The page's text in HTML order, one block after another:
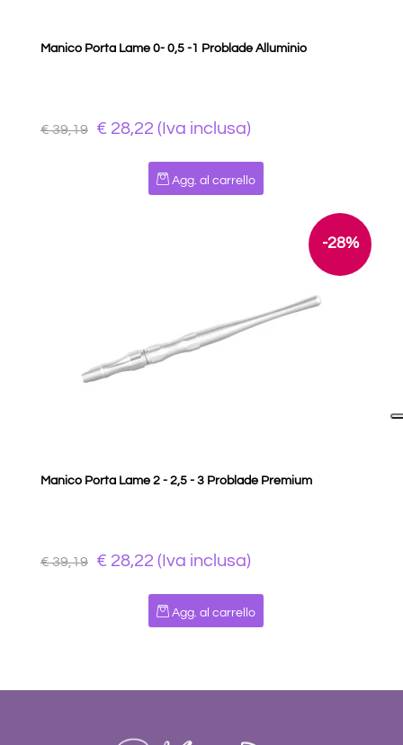
Manico Porta Lame 0- 0,5 -1 Problade Alluminio
€ 39,19 € 28,22 (Iva inclusa)
Quantità
Agg. al carrello
-28%
Manico Porta Lame 2 - 2,5 - 3 Problade Premium
€ 39,19 € 28,22 (Iva inclusa)
Quantità
Agg. al carrello